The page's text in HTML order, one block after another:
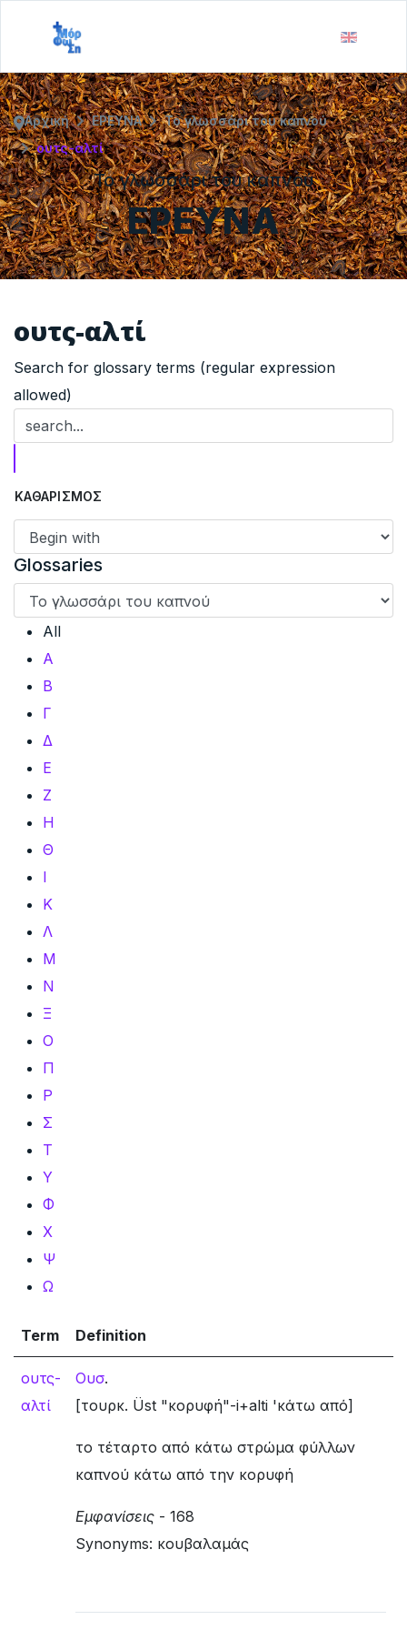
ΕΡΕΥΝΑ
Το γλωσσάρι του καπνού
Αρχική ΕΡΕΥΝΑ
Το γλωσσάρι του καπνού
ουτς-αλτί
ουτς-αλτί
Search for glossary terms (regular expression
allowed)
Glossaries
All
Α
Β
Γ
Δ
Ε
Ζ
Η
Θ
Ι
Κ
Λ
Μ
Ν
Ξ
Ο
Π
Ρ
Σ
Τ
Υ
Φ
Χ
Ψ
Ω
Term Definition
ουτς-
αλτί
Ουσ.
[τουρκ. Üst "κορυφή"-i+alti 'κάτω από]
το τέταρτο από κάτω στρώμα φύλλων
καπνού κάτω από την κορυφή
Εμφανίσεις - 168
Synonyms: κουβαλαμάς